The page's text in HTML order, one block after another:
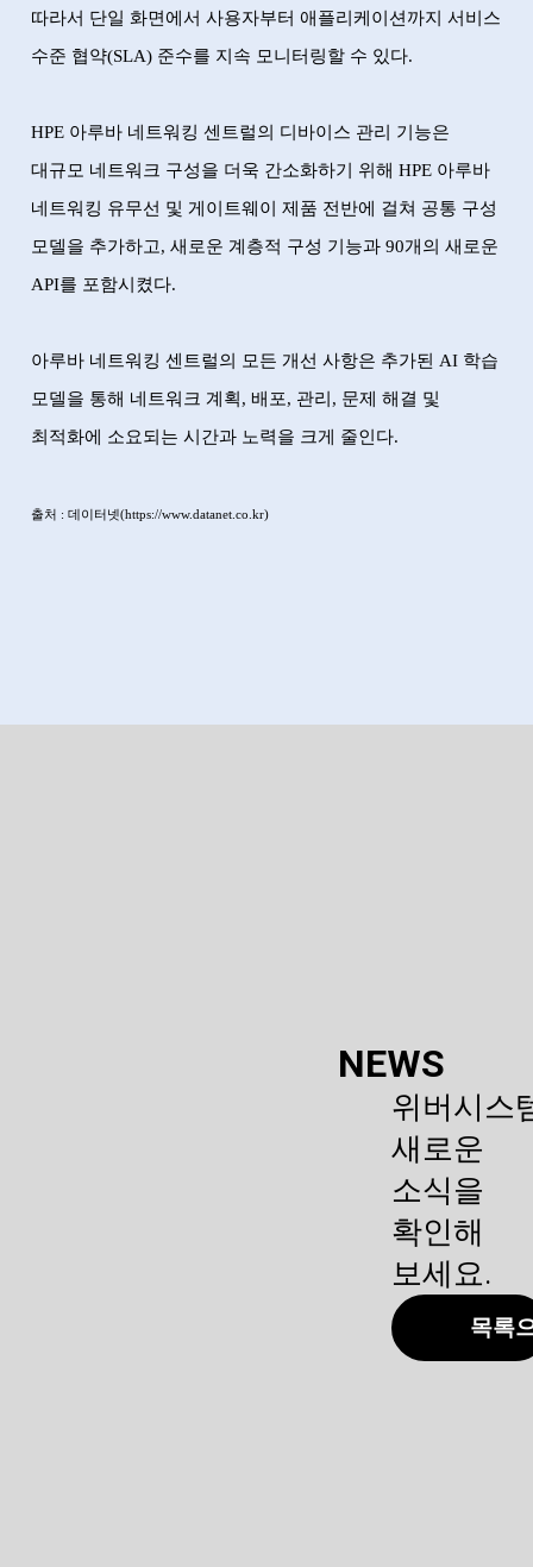
따라서 단일 화면에서 사용자부터 애플리케이션까지 서비스
수준 협약(SLA) 준수를 지속 모니터링할 수 있다.
HPE 아루바 네트워킹 센트럴의 디바이스 관리 기능은
대규모 네트워크 구성을 더욱 간소화하기 위해 HPE 아루바
네트워킹 유무선 및 게이트웨이 제품 전반에 걸쳐 공통 구성
모델을 추가하고,새로운 계층적 구성 기능과 90개의 새로운
API를 포함시켰다.
아루바 네트워킹 센트럴의 모든 개선 사항은 추가된 AI 학습
모델을 통해 네트워크 계획,배포, 관리 , 문제 해결 및
최적화에 소요되는 시간과 노력을 크게 줄인다.
출처 :데이터넷(https://www.datanet.co.kr)
NEWS
위버시스
새로운
소식을
확인해
보세요.
목록
주소 : 서울특별시 서초구 방배4동 동작대로 114번길 9층